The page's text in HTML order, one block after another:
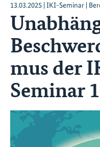
13.03.2025 | IKI-Seminar |
mus der
Seminar